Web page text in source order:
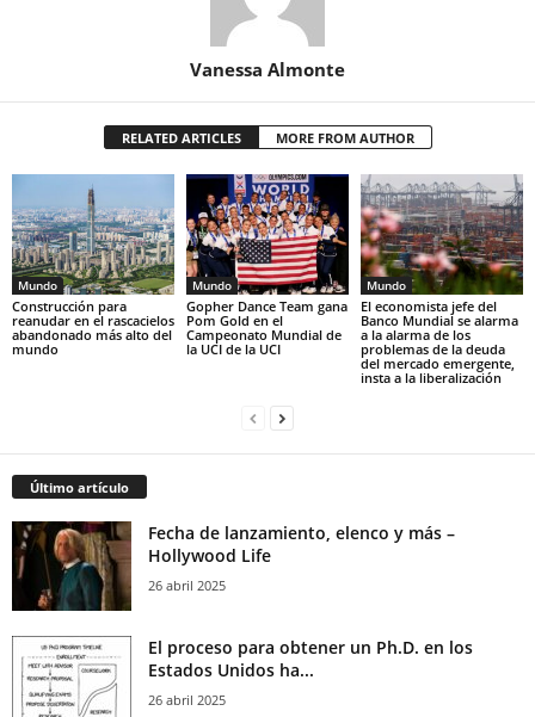
Vanessa Almonte
RELATED ARTICLES MORE FROM AUTHOR
Mundo
Construcción para
reanudar en el rascacielos
abandonado más alto del
mundo
Mundo
Gopher Dance Team gana
Pom Gold en el
Campeonato Mundial de
la UCI de la UCI
Mundo
El economista jefe del
Banco Mundial se alarma
a la alarma de los
problemas de la deuda
del mercado emergente,
insta a la liberalización
Último artículo
Fecha de lanzamiento, elenco y más –
Hollywood Life
26 abril 2025
El proceso para obtener un Ph.D. en los
Estados Unidos ha...
26 abril 2025